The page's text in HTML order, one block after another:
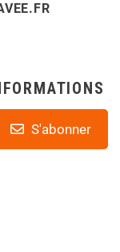
S'abonner